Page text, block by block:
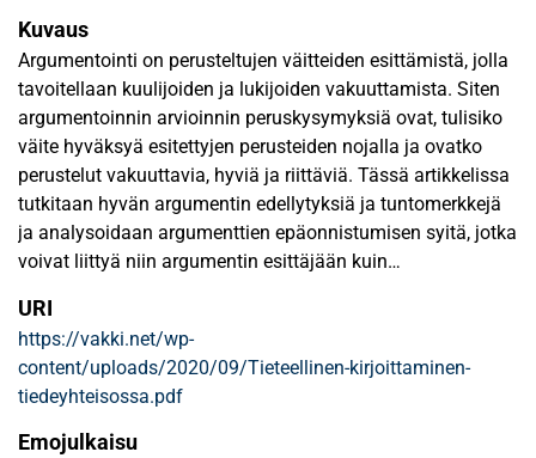
Kuvaus
Argumentointi on perusteltujen väitteiden esittämistä, jolla
tavoitellaan kuulijoiden ja lukijoiden vakuuttamista. Siten
argumentoinnin arvioinnin peruskysymyksiä ovat, tulisiko
väite hyväksyä esitettyjen perusteiden nojalla ja ovatko
perustelut vakuuttavia, hyviä ja riittäviä. Tässä artikkelissa
tutkitaan hyvän argumentin edellytyksiä ja tuntomerkkejä
ja analysoidaan argumenttien epäonnistumisen syitä, jotka
voivat liittyä niin argumentin esittäjään kuin
argumentaatioanalyysiin, jonka näkökulma on suppeampi
kuin retoriikan tutkimuksen välineitä hyödyntävässä
retorisessa analyysissä.
URI
https://vakki.net/wp-
content/uploads/2020/09/Tieteellinen-kirjoittaminen-
tiedeyhteisossa.pdf
Emojulkaisu